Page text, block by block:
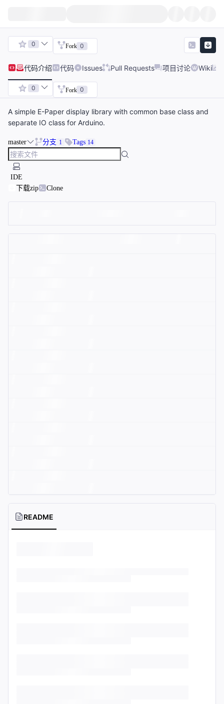
0 Fork 0
代码介绍 代码 Issues Pull Requests 项目讨论 Wiki
0 Fork 0
A simple E-Paper display library with common base class and
separate IO class for Arduino.
master 分支 1 Tags 14
IDE
下载zip
Clone
README